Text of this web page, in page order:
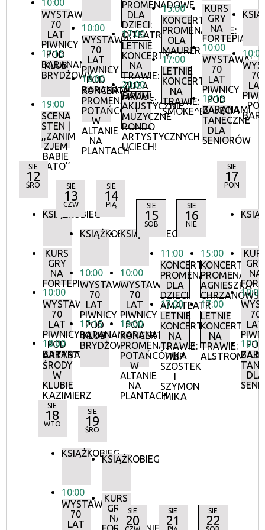
10:00
WYSTAWA:
70
LAT
PIWNICY
POD
BARANAMI
17:15
KLUB
BRYDŻOWY
19:00
SCENA
STEN |
,,ZANIM
ZJEM
BABIE
LATO’’
10:00
WYSTAWA:
70
LAT
PIWNICY
POD
BARANAMI
18:00
KONCERTY
PROMENADOWE:
POTAŃCÓWKA
W
ALTANIE
NA
PLANTACH
PROMENADOWE
DLA
DZIECI:
O!TEATR
17:00
LETNIE
KONCERTY
NA
TRAWIE:
ZUZA
BAUM
AKUSTYCZNIE
20:00
MRAU!
|
MUZYCZNE
RONDO
ARTYSTYCZNYCH
UCIECH!
15:00
KONCERTY
PROMENADOWE:
OLA
MAURER
17:00
LETNIE
KONCERTY
NA
TRAWIE:
SMOKE^BLUES
KURS
GRY
NA
FORTEPIANIE
10:00
WYSTAWA:
70
LAT
PIWNICY
POD
BARANAMI
10:15
ZAJĘCIA
TANECZNE
DLA
SENIORÓW
10:00
70
LAT
SIE
12
ŚRO
KSIĄŻKOBIEG
KURS
GRY
NA
FORTEPIANIE
10:00
WYSTAWA:
70
LAT
PIWNICY
POD
BARANAMI
18:00
ARTYSTYCZNE
ŚRODY
W
KLUBIE
KAZIMIERZ
SIE
13
CZW
KSIĄŻKOBIEG
10:00
WYSTAWA:
70
LAT
PIWNICY
POD
BARANAMI
17:15
KLUB
BRYDŻOWY
SIE
14
PIĄ
KSIĄŻKOBIEG
10:00
WYSTAWA:
70
LAT
PIWNICY
POD
BARANAMI
18:00
KONCERTY
PROMENADOWE:
POTAŃCÓWKA
W
ALTANIE
NA
PLANTACH
SIE
15
SOB
11:00
KONCERTY
PROMENADOWE
DLA
DZIECI:
AMATEATR
17:00
LETNIE
KONCERTY
NA
TRAWIE:
FILIP
SZOSTEK
I
SZYMON
MIKA
SIE
16
NIE
15:00
KONCERTY
AGNIESZKA
17:00
LETNIE
KONCERTY
NA
TRAWIE:
ALSTROMERIE
SIE
17
PON
GRY
NA
10:00
70
LAT
POD
10:15
DLA
SIE
18
WTO
KSIĄŻKOBIEG
10:00
WYSTAWA:
70
LAT
SIE
19
ŚRO
KSIĄŻKOBIEG
KURS
GRY
NA
SIE
20
SIE
21
SIE
22